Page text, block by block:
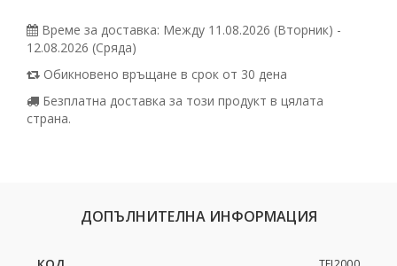
Време за доставка: Между 11.08.2026 (Вторник) -
12.08.2026 (Сряда)
Обикновено връщане в срок от 30 дена
Безплатна доставка за този продукт в цялата
страна.
ДОПЪЛНИТЕЛНА ИНФОРМАЦИЯ